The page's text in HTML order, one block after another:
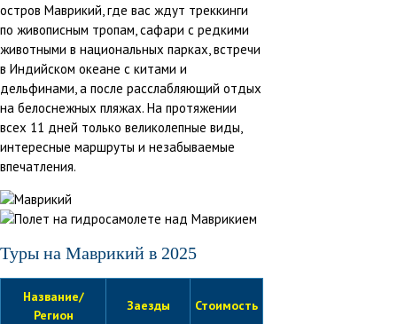
остров Маврикий, где вас ждут треккинги
по живописным тропам, сафари с редкими
животными в национальных парках, встречи
в Индийском океане с китами и
дельфинами, а после расслабляющий отдых
на белоснежных пляжах. На протяжении
всех 11 дней только великолепные виды,
интересные маршруты и незабываемые
впечатления.
Туры на Маврикий в 2025
Название/
Регион
Заезды Стоимость